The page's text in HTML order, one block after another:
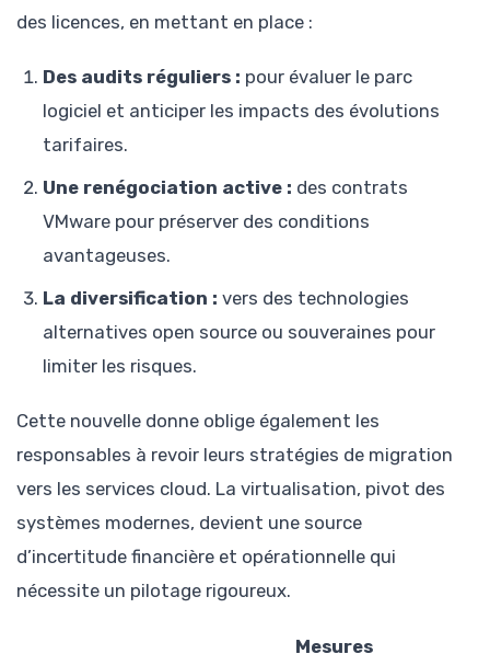
des licences, en mettant en place :
Des audits réguliers : pour évaluer le parc
logiciel et anticiper les impacts des évolutions
tarifaires.
Une renégociation active : des contrats
VMware pour préserver des conditions
avantageuses.
La diversification : vers des technologies
alternatives open source ou souveraines pour
limiter les risques.
Cette nouvelle donne oblige également les
responsables à revoir leurs stratégies de migration
vers les services cloud. La virtualisation, pivot des
systèmes modernes, devient une source
d’incertitude financière et opérationnelle qui
nécessite un pilotage rigoureux.
Mesures